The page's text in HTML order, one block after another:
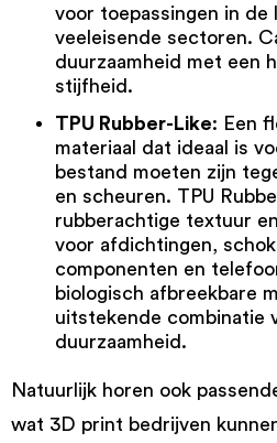
voor toepassingen in de
veeleisende sectoren.
duurzaamheid met een
stijfheid.
TPU Rubber-Like: Een
materiaal dat ideaal is
bestand moeten zijn
en scheuren. TPU
rubberachtige textuur
voor afdichtingen,
componenten en
biologisch afbreekbare
uitstekende combinatie
duurzaamheid.
Natuurlijk horen ook
wat 3D print bedrijven